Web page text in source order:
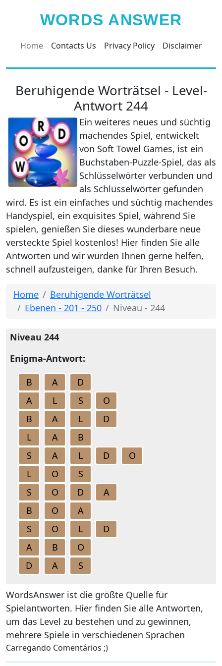
WORDS ANSWER
Home Contacts Us Privacy Policy Disclaimer
Beruhigende Worträtsel - Level-
Antwort 244
Ein weiteres neues und süchtig
machendes Spiel, entwickelt
von Soft Towel Games, ist ein
Buchstaben-Puzzle-Spiel, das als
Schlüsselwörter verbunden und
als Schlüsselwörter gefunden
wird. Es ist ein einfaches und süchtig machendes
Handyspiel, ein exquisites Spiel, während Sie
spielen, genießen Sie dieses wunderbare neue
versteckte Spiel kostenlos! Hier finden Sie alle
Antworten und wir würden Ihnen gerne helfen,
schnell aufzusteigen, danke für Ihren Besuch.
Home
Beruhigende Worträtsel
Ebenen - 201 - 250
Niveau - 244
Niveau 244
Enigma-Antwort:
B
A
D
A
L S
O
B
A L
D
L
A
B
S
A L D
O
L
O
S
S
O D
A
B
O
A
S
O L
D
A
B
O
D
A S
WordsAnswer ist die größte Quelle für
Spielantworten. Hier finden Sie alle Antworten,
um das Level zu bestehen und zu gewinnen,
mehrere Spiele in verschiedenen Sprachen
Carregando Comentários ;)